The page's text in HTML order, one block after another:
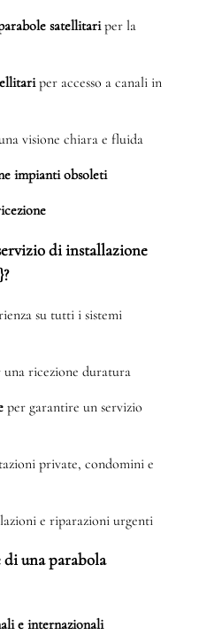
satellitariper la
per accesso a canali in
visione chiara e fluida
impianti obsoleti
di installazione
su tutti i sistemi
ricezione duratura
per garantire un servizio
private, condomini e
e riparazioni urgenti
di una parabola
e internazionali